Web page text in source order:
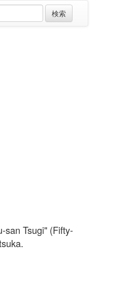
san Tsugi" (Fifty-